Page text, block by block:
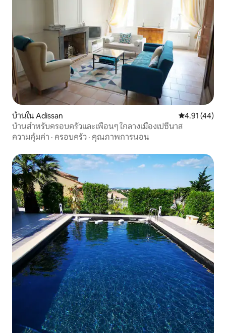
บ้านใน Adissan คะแนนเฉลี่ย
4.91 (44)
บ้านสำหรับครอบครัวและเพื่อนๆ ใกลางเมืองเปซีนาส
ความคุ้มค่า · ครอบครัว · คุณภาพการนอน